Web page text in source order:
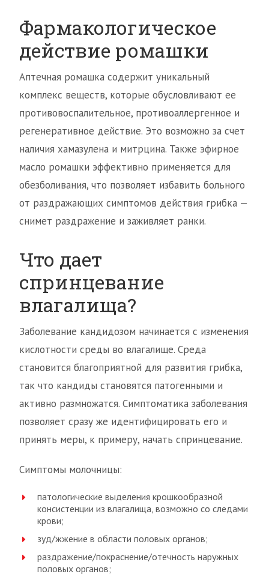
Фармакологическое
действие ромашки
Аптечная ромашка содержит уникальный
комплекс веществ, которые обусловливают ее
противовоспалительное, противоаллергенное и
регенеративное действие. Это возможно за счет
наличия хамазулена и митрцина. Также эфирное
масло ромашки эффективно применяется для
обезболивания, что позволяет избавить больного
от раздражающих симптомов действия грибка —
снимет раздражение и заживляет ранки.
Что дает
спринцевание
влагалища?
Заболевание кандидозом начинается с изменения
кислотности среды во влагалище. Среда
становится благоприятной для развития грибка,
так что кандиды становятся патогенными и
активно размножатся. Симптоматика заболевания
позволяет сразу же идентифицировать его и
принять меры, к примеру, начать спринцевание.
Симптомы молочницы:
патологические выделения крошкообразной
консистенции из влагалища, возможно со следами
крови;
зуд/жжение в области половых органов;
раздражение/покраснение/отечность наружных
половых органов;